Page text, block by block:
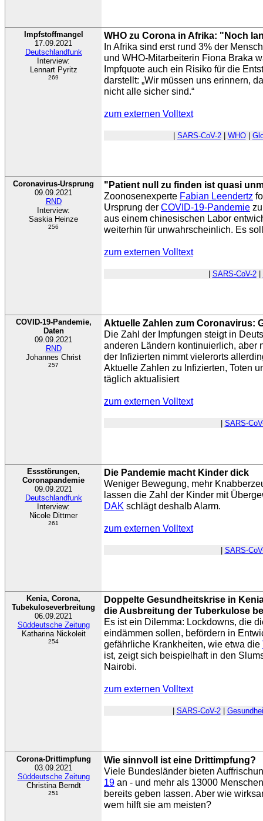
Impfstoffmangel
17.09.2021
Deutschlandfunk
Interview:
Lennart Pyritz
269
WHO zu Corona in Afrika: "Noch
In Afrika sind erst rund 3% der
und WHO-Mitarbeiterin Fiona Braka
Impfquote auch ein Risiko für die
darstellt: „Wir müssen uns erinnern,
nicht alle sicher sind.“
zum externen Volltext
SARS-CoV-2| WHO|
Coronavirus-Ursprung
09.09.2021
RND
Interview:
Saskia Heinze
256
"Patient null zu finden ist quasi
Zoonosenexperte Fabian Leendertz
Ursprung der COVID-19-Pandemie
aus einem chinesischen Labor
weiterhin für unwahrscheinlich. Es
zum externen Volltext
SARS-CoV-2|
COVID-19-Pandemie,
Daten
09.09.2021
RND
Johannes Christ
257
Aktuelle Zahlen zum Coronavirus:
Die Zahl der Impfungen steigt in
anderen Ländern kontinuierlich, aber
der Infizierten nimmt vielerorts
Aktuelle Zahlen zu Infizierten, Toten
täglich aktualisiert
zum externen Volltext
SARS-
Essstörungen,
Coronapandemie
09.09.2021
Deutschlandfunk
Interview:
Nicole Dittmer
261
Die Pandemie macht Kinder dick
Weniger Bewegung, mehr
lassen die Zahl der Kinder mit
DAK schlägt deshalb Alarm.
zum externen Volltext
SARS-
Kenia, Corona,
Tubekuloseverbreitung
06.09.2021
Süddeutsche Zeitung
Katharina Nickoleit
254
Doppelte Gesundheitskrise in
die Ausbreitung der Tuberkulose
Es ist ein Dilemma: Lockdowns, die
eindämmen sollen, befördern in
gefährliche Krankheiten, wie etwa die
ist, zeigt sich beispielhaft in den
Nairobi.
zum externen Volltext
SARS-CoV-2|
Corona-Drittimpfung
03.09.2021
Süddeutsche Zeitung
Christina Berndt
251
Wie sinnvoll ist eine Drittimpfung?
Viele Bundesländer bieten
19 an - und mehr als 13000
bereits geben lassen. Aber wie
wem hilft sie am meisten?